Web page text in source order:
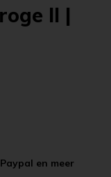
II |
en meer